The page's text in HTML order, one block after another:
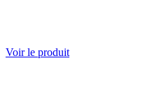
Voir le produit